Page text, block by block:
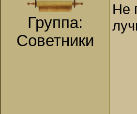
Группа:
Советники
Не